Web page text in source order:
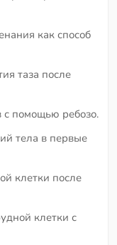
как способ
таза после
с помощью ребозо.
тела в первые
клетки после
клетки с